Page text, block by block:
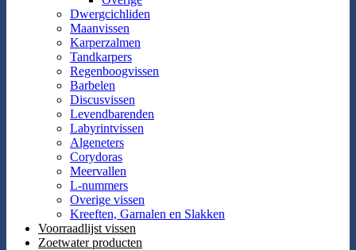
Dwergcichliden
Maanvissen
Karperzalmen
Tandkarpers
Regenboogvissen
Barbelen
Discusvissen
Levendbarenden
Labyrintvissen
Algeneters
Corydoras
Meervallen
L-nummers
Overige vissen
Kreeften, Garnalen en Slakken
Voorraadlijst vissen
Zoetwater producten